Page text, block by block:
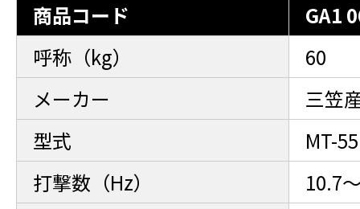
商品コード
GA1
呼称（kg）
60
メーカー
三笠
型式
MT-
打撃数（Hz）
10.7